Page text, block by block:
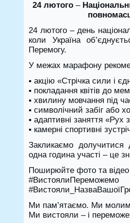
24 лютого –
24 лютого – день
коли Україна
Перемогу.
У межах марафону
▪ акцію «Стрічка сили і
▪ покладання квітів до
▪ хвилину мовчання під
▪ символічний забіг або
▪ адаптивні заняття «Рух
▪ камерні спортивні
Закликаємо долучитися
одна година участі – це
Поширюйте фото та
Ми пам’ятаємо. Ми
Ми вистояли – і